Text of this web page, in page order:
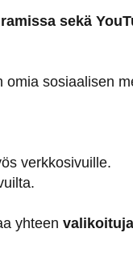
sekä
sosiaalisen
verkkosivuille.
yhteen